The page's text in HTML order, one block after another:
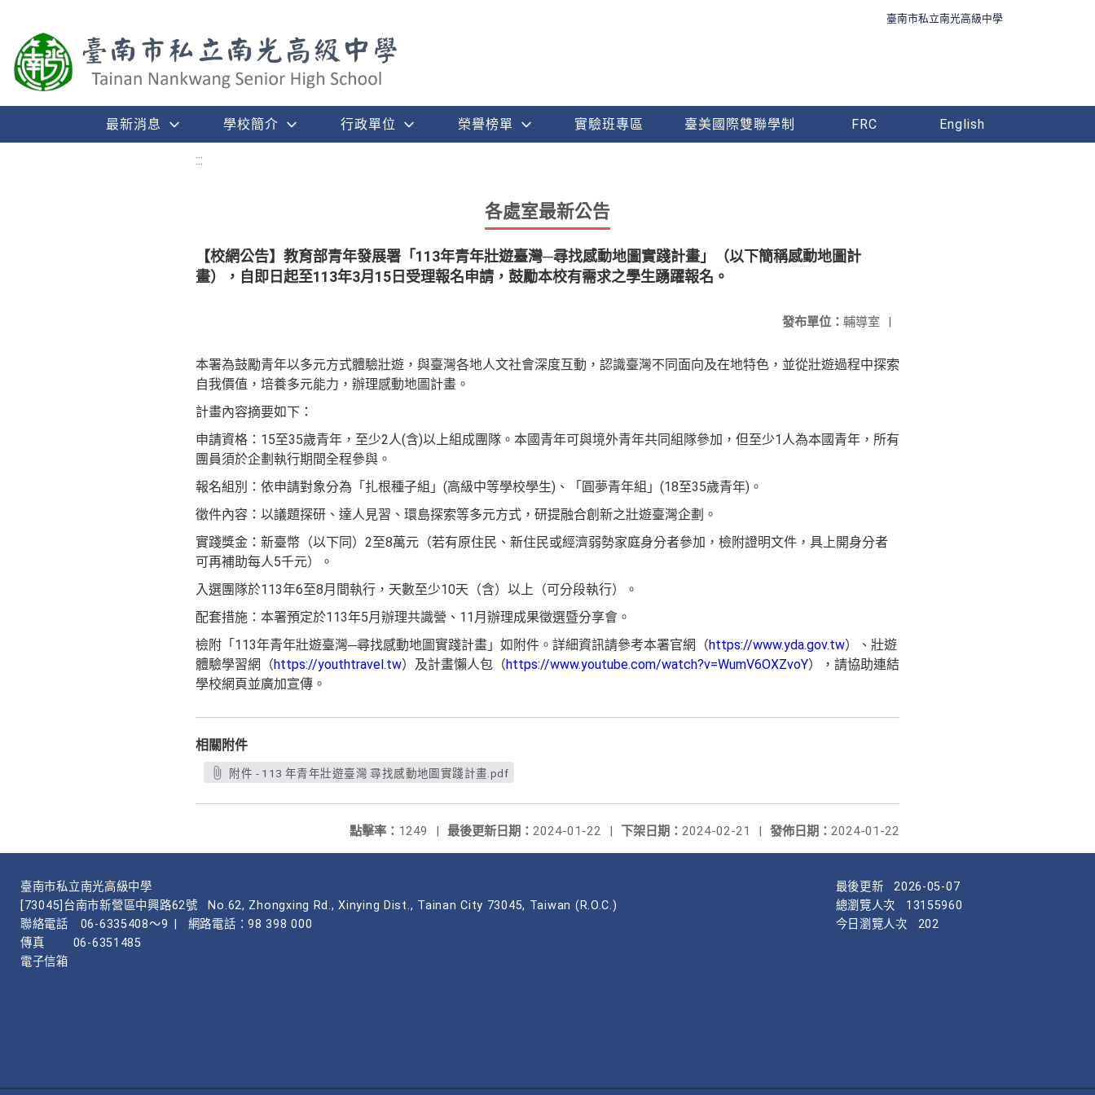
臺南市私立南光高級中學
最新消息 學校簡介 行政單位 榮譽榜單 實驗班專區 臺美國際雙聯學制 FRC English
:::
各處室最新公告
【校網公告】教育部青年發展署「113年青年壯遊臺灣─尋找感動地圖實踐計畫」（以下簡稱感動地圖計
畫），自即日起至113年3月15日受理報名申請，鼓勵本校有需求之學生踴躍報名。
發布單位： 輔導室 |
本署為鼓勵青年以多元方式體驗壯遊，與臺灣各地人文社會深度互動，認識臺灣不同面向及在地特色，並從壯遊過程中探索
自我價值，培養多元能力，辦理感動地圖計畫。
計畫內容摘要如下：
申請資格：15至35歲青年，至少2人(含)以上組成團隊。本國青年可與境外青年共同組隊參加，但至少1人為本國青年，所有
團員須於企劃執行期間全程參與。
報名組別：依申請對象分為「扎根種子組」(高級中等學校學生)、「圓夢青年組」(18至35歲青年)。
徵件內容：以議題探研、達人見習、環島探索等多元方式，研提融合創新之壯遊臺灣企劃。
實踐獎金：新臺幣（以下同）2至8萬元（若有原住民、新住民或經濟弱勢家庭身分者參加，檢附證明文件，具上開身分者
可再補助每人5千元）。
入選團隊於113年6至8月間執行，天數至少10天（含）以上（可分段執行）。
配套措施：本署預定於113年5月辦理共識營、11月辦理成果徵選暨分享會。
檢附「113年青年壯遊臺灣─尋找感動地圖實踐計畫」如附件。詳細資訊請參考本署官網（https://www.yda.gov.tw）、壯遊
體驗學習網（https://youthtravel.tw）及計畫懶人包（https://www.youtube.com/watch?v=WumV6OXZvoY），請協助連結
學校網頁並廣加宣傳。
相關附件
附件 - 113 年青年壯遊臺灣 尋找感動地圖實踐計畫.pdf
發佈日期： 2024-01-22
下架日期： 2024-02-21 |
最後更新日期： 2024-01-22 |
點擊率： 1249 |
臺南市私立南光高級中學
[73045]台南市新營區中興路62號
No.62, Zhongxing Rd., Xinying Dist., Tainan City 73045, Taiwan (R.O.C.)
聯絡電話
06-6335408～9
網路電話：98 398 000
傳真
06-6351485
電子信箱
最後更新
2026-05-07
總瀏覽人次
13155960
今日瀏覽人次
202